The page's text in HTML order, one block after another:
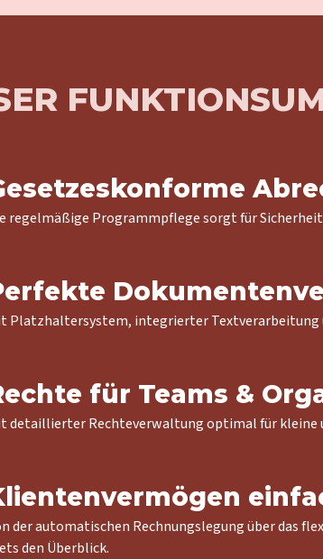
regelmäßige Programmpflege sorgt für
Platzhaltersystem, integrierter Textverarbeitung
für Teams &
detaillierter Rechteverwaltung optimal für kleine
der automatischen Rechnungslegung über das
den Überblick.